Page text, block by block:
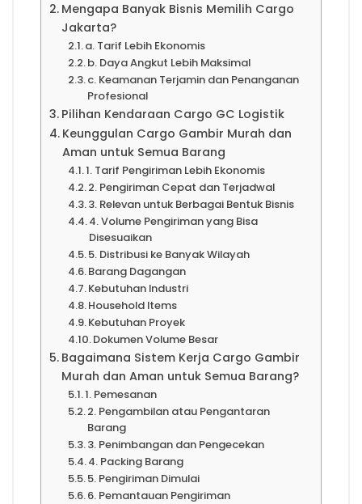
Mengapa Banyak Bisnis Memilih Cargo
Jakarta?
a. Tarif Lebih Ekonomis
b. Daya Angkut Lebih Maksimal
c. Keamanan Terjamin dan Penanganan
Profesional
Pilihan Kendaraan Cargo GC Logistik
Keunggulan Cargo Gambir Murah dan
Aman untuk Semua Barang
1. Tarif Pengiriman Lebih Ekonomis
2. Pengiriman Cepat dan Terjadwal
3. Relevan untuk Berbagai Bentuk Bisnis
4. Volume Pengiriman yang Bisa
Disesuaikan
5. Distribusi ke Banyak Wilayah
Barang Dagangan
Kebutuhan Industri
Household Items
Kebutuhan Proyek
Dokumen Volume Besar
Bagaimana Sistem Kerja Cargo Gambir
Murah dan Aman untuk Semua Barang?
1. Pemesanan
2. Pengambilan atau Pengantaran
Barang
3. Penimbangan dan Pengecekan
4. Packing Barang
5. Pengiriman Dimulai
6. Pemantauan Pengiriman